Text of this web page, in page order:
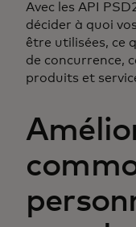
Avec les API
décider à quoi
être utilisées, ce
de concurrence,
produits et